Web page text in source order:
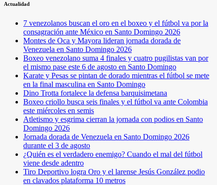
Actualidad
7 venezolanos buscan el oro en el boxeo y el fútbol va por la
consagración ante México en Santo Domingo 2026
Montes de Oca y Mayora lideran jornada dorada de
Venezuela en Santo Domingo 2026
Boxeo venezolano suma 4 finales y cuatro pugilistas van por
el mismo pase este 6 de agosto en Santo Domingo
Karate y Pesas se pintan de dorado mientras el fútbol se mete
en la final masculina en Santo Domingo
Dino Trotta fortalece la defensa barquisimetana
Boxeo criollo busca seis finales y el fútbol va ante Colombia
este miércoles en semis
Atletismo y esgrima cierran la jornada con podios en Santo
Domingo 2026
Jornada dorada de Venezuela en Santo Domingo 2026
durante el 3 de agosto
¿Quién es el verdadero enemigo? Cuando el mal del fútbol
viene desde adentro
Tiro Deportivo logra Oro y el larense Jesús González podio
en clavados plataforma 10 metros